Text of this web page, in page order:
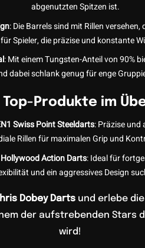
abgenutzten Spitzen ist.
: Die Barrels sind mit Rillen
Spieler, die präzise und konstante
: Mit einem Tungsten-Anteil von 90%
dabei schlank genug für enge
Top-Produkte im
Swiss Point Steeldarts: Präzise und
Rillen für maximalen Grip und
Action Darts: Ideal für
und ein aggressives Design
Dobey Dartsund erlebe
der aufstrebenden Stars
wird!